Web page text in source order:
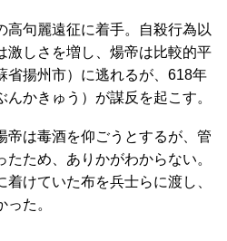
高句麗遠征に着手。自殺行為以
激しさを増し、煬帝は比較的平
省揚州市）に逃れるが、618年
かきゅう）が謀反を起こす。
帝は毒酒を仰ごうとするが、管
ため、ありかがわからない。
けていた布を兵士らに渡し、
た。